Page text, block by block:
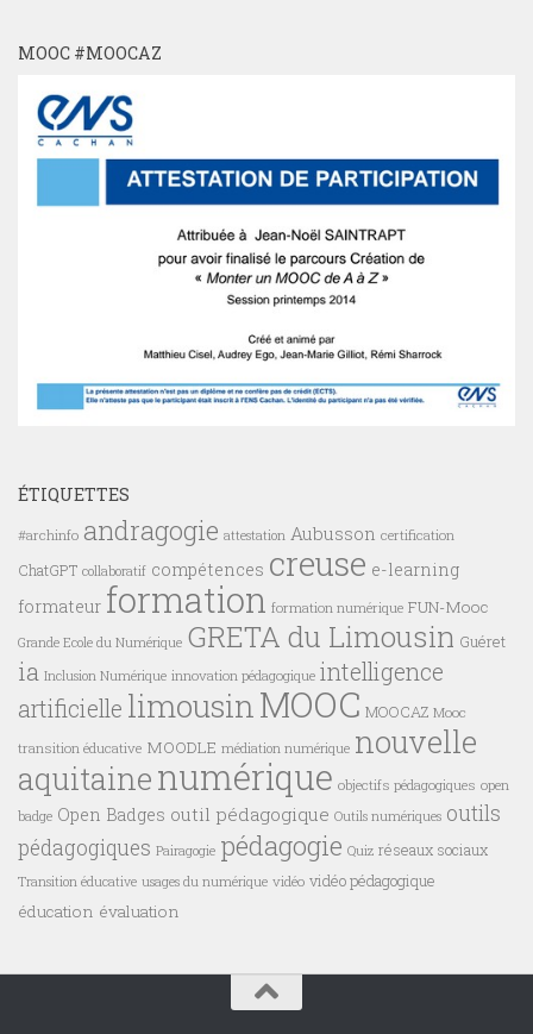
MOOC #MOOCAZ
ÉTIQUETTES
#archinfo andragogie attestation Aubusson certification
ChatGPT collaboratif compétences creuse e-learning
formateur formation formation numérique FUN-Mooc
Grande Ecole du Numérique GRETA du Limousin Guéret
ia Inclusion Numérique innovation pédagogique intelligence
artificielle limousinMOOC MOOCAZ Mooc
transition éducative MOODLE médiation numérique nouvelle
aquitainenumérique objectifs pédagogiques open
badge Open Badges outil pédagogique Outils numériques outils
pédagogiques Pairagogie pédagogie Quiz réseaux sociaux
Transition éducative usages du numérique vidéo vidéo pédagogique
éducation évaluation